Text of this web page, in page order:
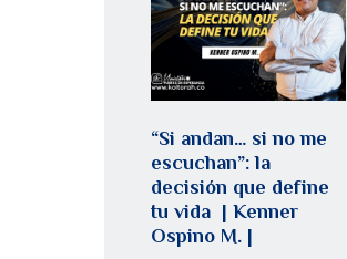
“Si andan… si no me
escuchan”: la
decisión que define
tu vida | Kenner
Ospino M. |